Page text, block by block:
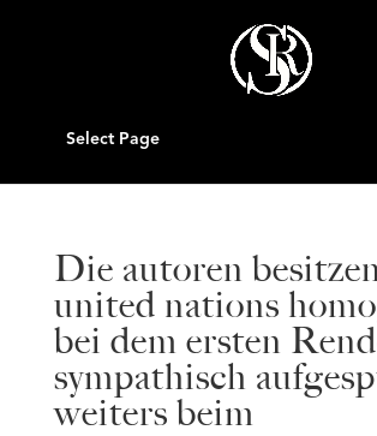
Select Page
Die autoren
united nations
bei dem ersten
sympathisch
weiters beim